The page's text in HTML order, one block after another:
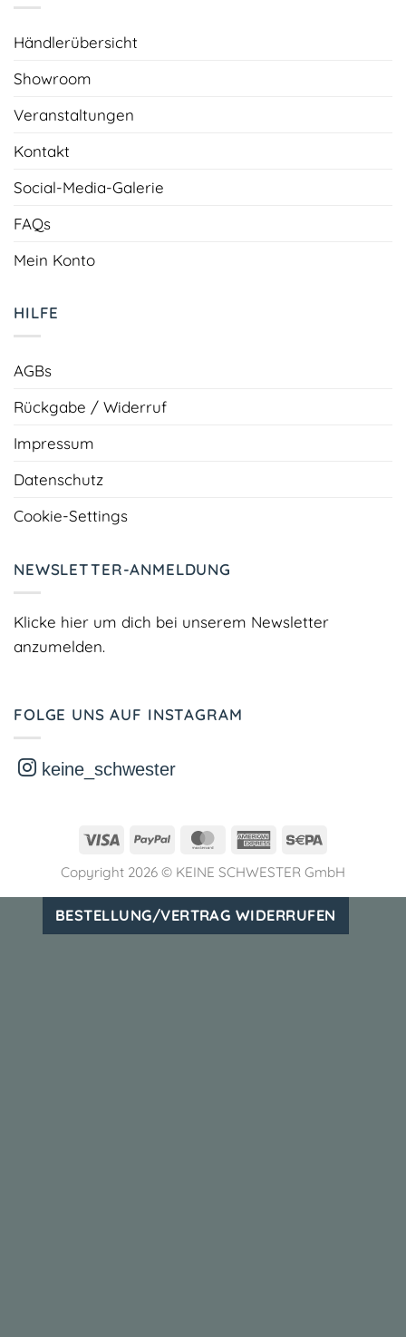
Händlerübersicht
Showroom
Veranstaltungen
Kontakt
Social-Media-Galerie
FAQs
Mein Konto
HILFE
AGBs
Rückgabe / Widerruf
Impressum
Datenschutz
Cookie-Settings
NEWSLETTER-ANMELDUNG
Klicke hier um dich bei unserem Newsletter
anzumelden.
FOLGE UNS AUF INSTAGRAM
keine_schwester
Visa PayPal MasterCardAmerican
Copyright 2026 © KEINE SCHWESTER GmbH
BESTELLUNG/VERTRAG WIDERRUFEN